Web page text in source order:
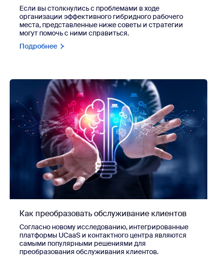
Если вы столкнулись с проблемами в ходе
организации эффективного гибридного рабочего
места, представленные ниже советы и стратегии
могут помочь с ними справиться.
Подробнее
Как преобразовать обслуживание клиентов
Согласно новому исследованию, интегрированные
платформы UCaaS и контактного центра являются
самыми популярными решениями для
преобразования обслуживания клиентов.